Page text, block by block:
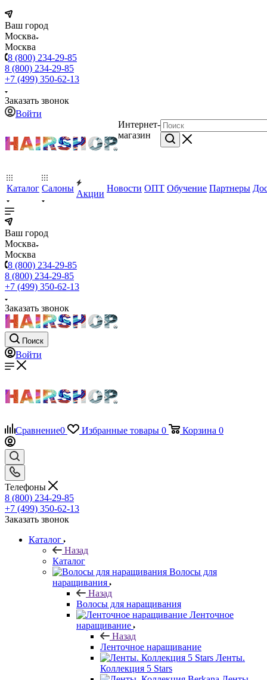
Ваш город
Москва
Москва
8 (800) 234-29-85
8 (800) 234-29-85
+7 (499) 350-62-13
Заказать звонок
Войти
Интернет-
магазин
Каталог Салоны
Акции
Новости ОПТ Обучение Партнеры
Ваш город
Москва
Москва
8 (800) 234-29-85
8 (800) 234-29-85
+7 (499) 350-62-13
Заказать звонок
Поиск
Войти
Сравнение0 Избранные товары 0 Корзина 0
Телефоны
8 (800) 234-29-85
+7 (499) 350-62-13
Заказать звонок
Каталог
Назад
Каталог
Волосы для
наращивания
Назад
Волосы для наращивания
Ленточное
наращивание
Назад
Ленточное наращивание
Ленты.
Коллекция 5 Stars